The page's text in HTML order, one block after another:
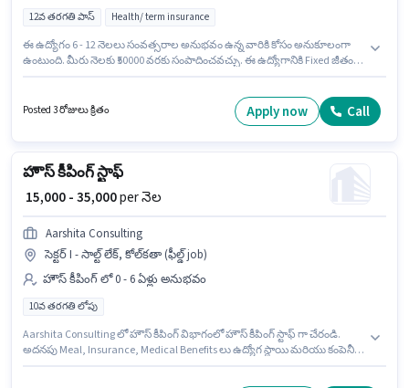
12వ తరగతి పాస్ Health/ term insurance
ఈ ఉద్యోగం 6 - 12 నెలలు సంవత్సరాల అనుభవం ఉన్న వారికి కోసం అనుకూలంగా
ఉంటుంది. మీరు నెలకు ₹50000 వరకు సంపాదించవచ్చు. ఈ ఉద్యోగానికి Fixed జీతం
సెక్టర్ I - సాల్ట్ లేక్, కోల్‌కతా లో ఉంది. ఈ ఉద్యోగానికి అర్హత పొందేందుకు అభ్యర్థికి
Lead Generation, Wiring వంటి నైపుణ్యాలు ఉండాలి.
Posted 3 రోజులు క్రితం Apply now Call
హౌస్ కీపింగ్ స్టాఫ్
₹ 15,000 - 35,000per నెల
Aarshita Consulting
సెక్టర్ I - సాల్ట్ లేక్, కోల్‌కతా (ఫీల్డ్ job)
హౌస్ కీపింగ్ లో 0 - 6 ఏళ్లు అనుభవం
10వ తరగతి లోపు
Aarshita Consulting లో హౌస్ కీపింగ్ విభాగంలో హౌస్ కీపింగ్ స్టాఫ్ గా చేరండి.
అదనపు Meal, Insurance, Medical Benefits లు ఉద్యోగ స్థాయి మరియు కంపెనీ